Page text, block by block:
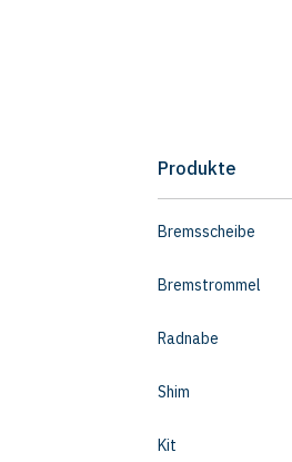
Produkte
Bremsscheibe
Bremstrommel
Radnabe
Shim
Kit